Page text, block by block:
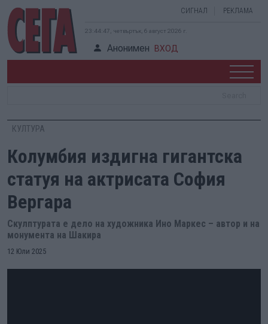
СИГНАЛ РЕКЛАМА
23:44:48, четвъртък, 6 август 2026 г.
Анонимен ВХОД
КУЛТУРА
Колумбия издигна гигантска
статуя на актрисата София
Вергара
Скулптурата е дело на художника Ино Маркес – автор и на
монумента на Шакира
12 Юли 2025